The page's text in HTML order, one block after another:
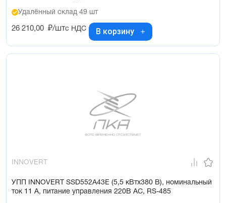
Удалённый склад 49 шт
26 210,00 ₽/штс НДС В корзину
INNOVERT
УПП INNOVERT SSD552A43E (5,5 кВтx380 В), номинальный
ток 11 А, питание управления 220В AC, RS-485